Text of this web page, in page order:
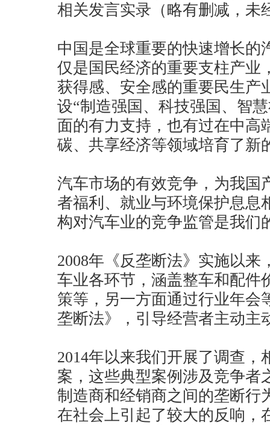
相关发言实录（略有删减，未
中国是全球重要的快速增长的
仅是国民经济的重要支柱产业
获得感、安全感的重要民生产
设“制造强国、科技强国、智
面的有力支持，也有过在中高
碳、共享经济等领域培育了新
汽车市场的有效竞争，为我国
者福利、就业与环境保护息息
构对汽车业的竞争监管是我们
2008年《反垄断法》实施以来
车业各环节，涵盖整车和配件
策等，另一方面通过行业年会
垄断法》，引导经营者主动主
2014年以来我们开展了调查，
案，这些典型案例涉及竞争者
制造商和经销商之间的垄断行
在社会上引起了较大的反响，